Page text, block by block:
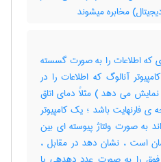
مخابره میشوند
که اطلاعات را به صورت گسسته
آنالوگ که اطلاعات را در
می دهد ) مثلاً دمای اتاق
بین 0تا 100 درجه ی فارنهایت باشد ؛ یک کامپیوتر
به صورت ولتاژ پیوسته ای بین
است ، نشان دهد در مقابل ،